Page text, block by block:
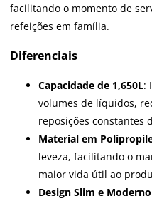
facilitando o momento de
refeições em família.
Diferenciais
Capacidade de 1,650L:
volumes de líquidos,
reposições constantes
Material em
leveza, facilitando o
maior vida útil ao
Design Slim e Moderno